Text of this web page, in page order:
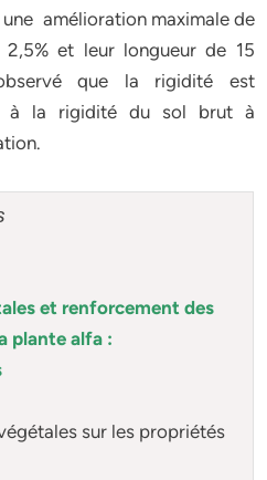
amélioration maximale de
et leur longueur de 15
que la rigidité est
à la rigidité du sol brut à
et renforcement des
plante alfa :
sur les propriétés